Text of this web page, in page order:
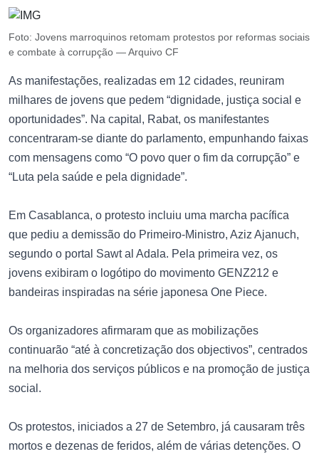
Foto: Jovens marroquinos retomam protestos por reformas sociais
e combate à corrupção — Arquivo CF
As manifestações, realizadas em 12 cidades, reuniram
milhares de jovens que pedem “dignidade, justiça social e
oportunidades”. Na capital, Rabat, os manifestantes
concentraram-se diante do parlamento, empunhando faixas
com mensagens como “O povo quer o fim da corrupção” e
“Luta pela saúde e pela dignidade”.
Em Casablanca, o protesto incluiu uma marcha pacífica
que pediu a demissão do Primeiro-Ministro, Aziz Ajanuch,
segundo o portal Sawt al Adala. Pela primeira vez, os
jovens exibiram o logótipo do movimento GENZ212 e
bandeiras inspiradas na série japonesa One Piece.
Os organizadores afirmaram que as mobilizações
continuarão “até à concretização dos objectivos”, centrados
na melhoria dos serviços públicos e na promoção de justiça
social.
Os protestos, iniciados a 27 de Setembro, já causaram três
mortos e dezenas de feridos, além de várias detenções. O